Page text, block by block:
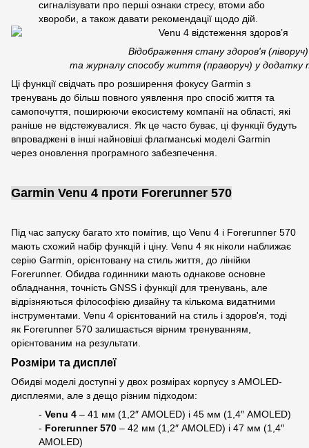
сигналізувати про перші ознаки стресу, втоми або
хвороби, а також давати рекомендації щодо дій.
Відображення стану здоров'я (ліворуч)
та журналу способу життя (праворуч) у додатку
Ці функції свідчать про розширення фокусу Garmin з
тренувань до більш повного уявлення про спосіб життя та
самопочуття, поширюючи екосистему компанії на області, які
раніше не відстежувалися. Як це часто буває, ці функції будуть
впроваджені в інші найновіші флагманські моделі Garmin
через оновлення програмного забезпечення.
Garmin Venu 4 проти Forerunner 570
Під час запуску багато хто помітив, що Venu 4 і Forerunner 570
мають схожий набір функцій і ціну. Venu 4 як ніколи наближає
серію Garmin, орієнтовану на стиль життя, до лінійки
Forerunner. Обидва годинники мають однакове основне
обладнання, точність GNSS і функції для тренувань, але
відрізняються філософією дизайну та кількома видатними
інструментами. Venu 4 орієнтований на стиль і здоров'я, тоді
як Forerunner 570 залишається вірним тренуванням,
орієнтованим на результати.
Розміри та дисплеї
Обидві моделі доступні у двох розмірах корпусу з AMOLED-
дисплеями, але з дещо різним підходом:
- Venu 4 – 41 мм (1,2″ AMOLED) і 45 мм (1,4″ AMOLED)
- Forerunner 570 – 42 мм (1,2″ AMOLED) і 47 мм (1,4″
AMOLED)